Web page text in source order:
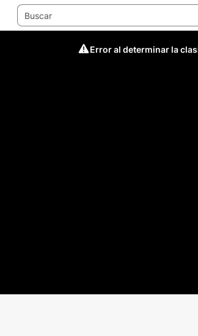
Error al determinar la